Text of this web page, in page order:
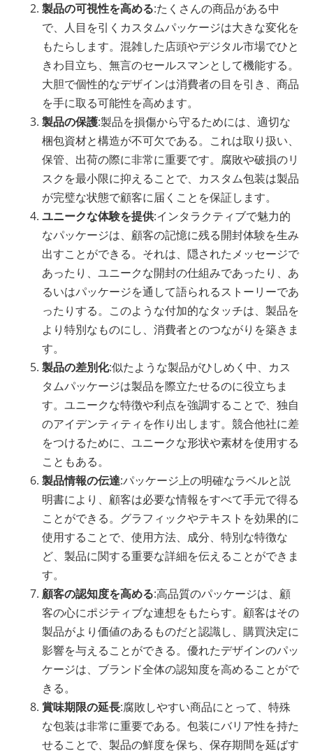
製品の可視性を高める:たくさんの商品がある中
で、人目を引くカスタムパッケージは大きな変化を
もたらします。混雑した店頭やデジタル市場でひと
きわ目立ち、無言のセールスマンとして機能する。
大胆で個性的なデザインは消費者の目を引き、商品
を手に取る可能性を高めます。
製品の保護:製品を損傷から守るためには、適切な
梱包資材と構造が不可欠である。これは取り扱い、
保管、出荷の際に非常に重要です。腐敗や破損のリ
スクを最小限に抑えることで、カスタム包装は製品
が完璧な状態で顧客に届くことを保証します。
ユニークな体験を提供:インタラクティブで魅力的
なパッケージは、顧客の記憶に残る開封体験を生み
出すことができる。それは、隠されたメッセージで
あったり、ユニークな開封の仕組みであったり、あ
るいはパッケージを通して語られるストーリーであ
ったりする。このような付加的なタッチは、製品を
より特別なものにし、消費者とのつながりを築きま
す。
製品の差別化:似たような製品がひしめく中、カス
タムパッケージは製品を際立たせるのに役立ちま
す。ユニークな特徴や利点を強調することで、独自
のアイデンティティを作り出します。競合他社に差
をつけるために、ユニークな形状や素材を使用する
こともある。
製品情報の伝達:パッケージ上の明確なラベルと説
明書により、顧客は必要な情報をすべて手元で得る
ことができる。グラフィックやテキストを効果的に
使用することで、使用方法、成分、特別な特徴な
ど、製品に関する重要な詳細を伝えることができま
す。
顧客の認知度を高める:高品質のパッケージは、顧
客の心にポジティブな連想をもたらす。顧客はその
製品がより価値のあるものだと認識し、購買決定に
影響を与えることができる。優れたデザインのパッ
ケージは、ブランド全体の認知度を高めることがで
きる。
賞味期限の延長:腐敗しやすい商品にとって、特殊
な包装は非常に重要である。包装にバリア性を持た
せることで、製品の鮮度を保ち、保存期間を延ばす